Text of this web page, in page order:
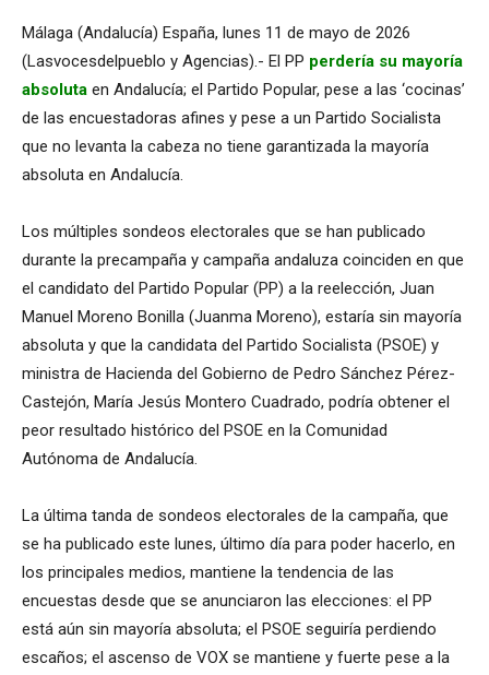
Málaga (Andalucía) España, lunes 11 de mayo de 2026
(Lasvocesdelpueblo y Agencias).- El PP perdería su mayoría
absoluta en Andalucía; el Partido Popular, pese a las ‘cocinas’
de las encuestadoras afines y pese a un Partido Socialista
que no levanta la cabeza no tiene garantizada la mayoría
absoluta en Andalucía.
Los múltiples sondeos electorales que se han publicado
durante la precampaña y campaña andaluza coinciden en que
el candidato del Partido Popular (PP) a la reelección, Juan
Manuel Moreno Bonilla (Juanma Moreno), estaría sin mayoría
absoluta y que la candidata del Partido Socialista (PSOE) y
ministra de Hacienda del Gobierno de Pedro Sánchez Pérez-
Castejón, María Jesús Montero Cuadrado, podría obtener el
peor resultado histórico del PSOE en la Comunidad
Autónoma de Andalucía.
La última tanda de sondeos electorales de la campaña, que
se ha publicado este lunes, último día para poder hacerlo, en
los principales medios, mantiene la tendencia de las
encuestas desde que se anunciaron las elecciones: el PP
está aún sin mayoría absoluta; el PSOE seguiría perdiendo
escaños; el ascenso de VOX se mantiene y fuerte pese a la